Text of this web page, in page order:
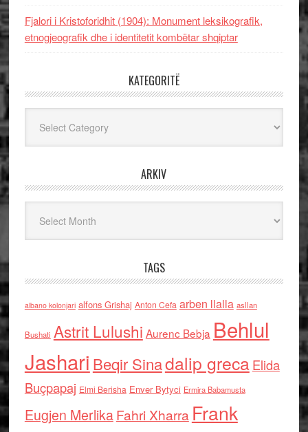
Fjalori i Kristoforidhit (1904): Monument leksikografik,
etnogjeografik dhe i identitetit kombëtar shqiptar
KATEGORITË
ARKIV
TAGS
albano kolonjari alfons Grishaj Anton Cefa arben llalla asllan
Bushati Astrit Lulushi Aurenc Bebja Behlul
Jashari Beqir Sinadalip grecaElida
Buçpapaj Elmi Berisha Enver Bytyci Ermira Babamusta
Eugjen MerlikaFahri Xharra Frank